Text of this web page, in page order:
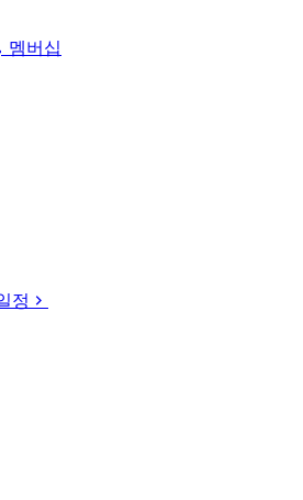
멤버십
정